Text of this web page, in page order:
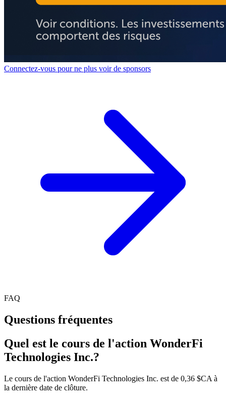
Connectez-vous pour ne plus voir de sponsors
FAQ
Questions fréquentes
Quel est le cours de l'action WonderFi
Technologies Inc.?
Le cours de l'action WonderFi Technologies Inc. est de 0,36 $CA à
la dernière date de clôture.